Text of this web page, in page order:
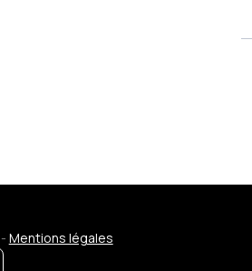
- Mentions légales